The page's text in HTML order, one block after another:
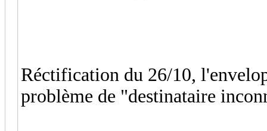
Réctification du 26/10,
problème de "destinataire